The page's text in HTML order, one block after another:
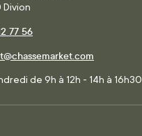
77 56
de 9h à 12h - 14h à 16h30